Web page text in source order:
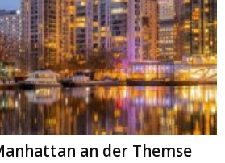
an der Themse